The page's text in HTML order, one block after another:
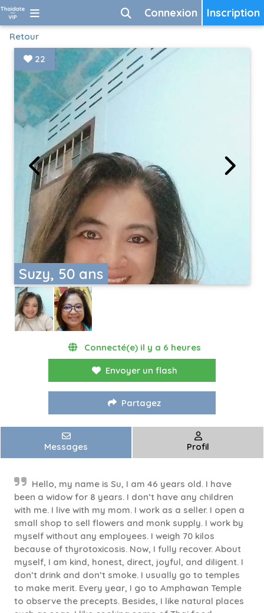
Inscription
Connexion
Retour
Suzy, 50 ans
22
Connecté(e) il y a 6 heures
Envoyer un flash
Partagez
Messages Profil
Hello, my name is Su, I am 46 years old. I have
been a widow for 8 years. I don’t have any children
with me. I live with my mom. I work as a seller. I open a
small shop to sell flowers and monk supply. I work by
myself without any employees. I weigh 70 kilos
because of thyrotoxicosis. Now, I fully recover. About
myself, I am kind, honest, direct, joyful, and diligent. I
don’t drink and don’t smoke. I usually go to temples
to make merit. Every year, I go to Amphawan Temple
to observe the precepts. Besides, I like natural places